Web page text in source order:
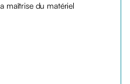
maîtrise du matériel